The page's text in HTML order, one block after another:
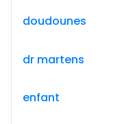
doudounes
dr martens
enfant